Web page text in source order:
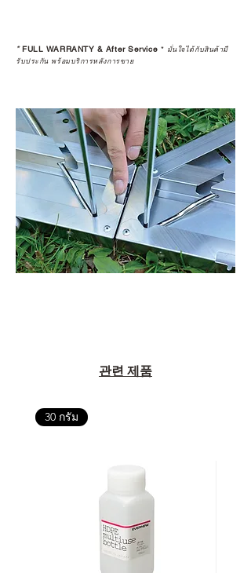
*FULL WARRANTY & After Service * มั่นใจได้กับสินค้ามี
รับประกัน พร้อมบริการหลังการขาย
관련 제품
30 กรัม